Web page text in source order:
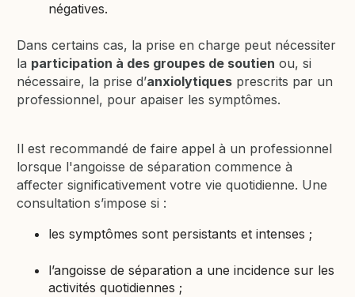
négatives.
Dans certains cas, la prise en charge peut nécessiter
la participation à des groupes de soutien ou, si
nécessaire, la prise d’anxiolytiques prescrits par un
professionnel, pour apaiser les symptômes.
Il est recommandé de faire appel à un professionnel
lorsque l'angoisse de séparation commence à
affecter significativement votre vie quotidienne. Une
consultation s’impose si :
les symptômes sont persistants et intenses ;
l’angoisse de séparation a une incidence sur les
activités quotidiennes ;